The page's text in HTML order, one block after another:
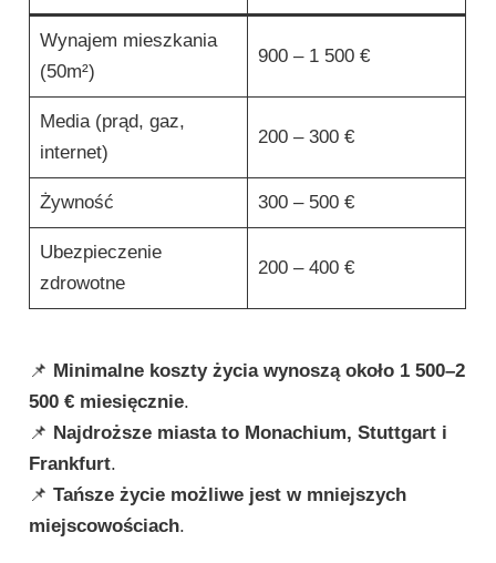
Wynajem mieszkania
(50m²)
900 – 1 500 €
Media (prąd, gaz,
internet)
200 – 300 €
Żywność 300 – 500 €
Ubezpieczenie
zdrowotne
200 – 400 €
📌 Minimalne koszty życia wynoszą około 1 500–2
500 € miesięcznie.
📌 Najdroższe miasta to Monachium, Stuttgart i
Frankfurt.
📌Tańsze życie możliwe jest w mniejszych
miejscowościach.